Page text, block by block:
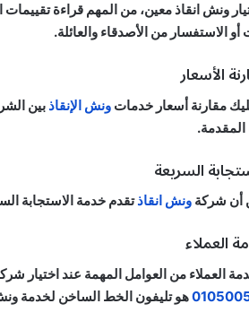
ونش انقاذ معين، من المهم قراءة
أو الاستفسار من الأصدقاء والعائلة.
مقارنة أسعار خدمات ونش الإنقاذ بين
المقدمة.
أن شركة ونش انقاذتقدم خدمة الاستجابة
العملاء من العوامل المهمة عند اختيار
هو تليفون الخط الساخن لخدمة